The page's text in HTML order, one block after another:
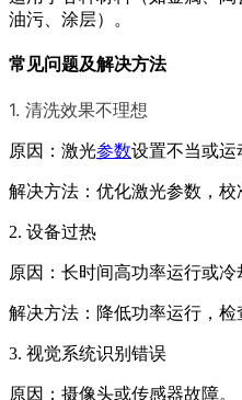
油污、涂层）。
常见问题及解决方法
1. 清洗效果不理想
原因：激光参数设置不当或运
解决方法：优化激光参数，校
2. 设备过热
原因：长时间高功率运行或冷
解决方法：降低功率运行，检
3. 视觉系统识别错误
原因：摄像头或传感器故障。